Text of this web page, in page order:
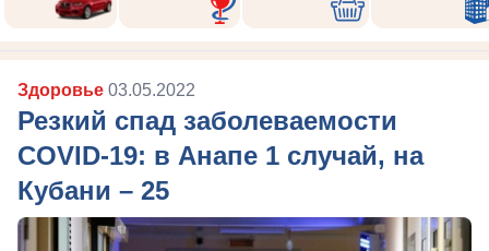
Здоровье 03.05.2022
Резкий спад заболеваемости
COVID-19: в Анапе 1 случай, на
Кубани – 25